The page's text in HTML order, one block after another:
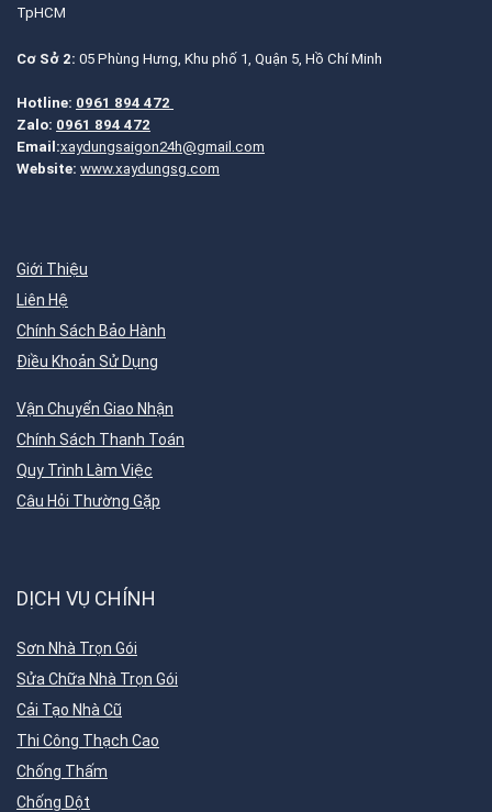
TpHCM
Cơ Sở 2: 05 Phùng Hưng, Khu phố 1, Quận 5, Hồ Chí Minh
Hotline: 0961 894 472
Zalo: 0961 894 472
Email:xaydungsaigon24h@gmail.com
Website: www.xaydungsg.com
Giới Thiệu
Liên Hệ
Chính Sách Bảo Hành
Điều Khoản Sử Dụng
Vận Chuyển Giao Nhận
Chính Sách Thanh Toán
Quy Trình Làm Việc
Câu Hỏi Thường Gặp
DỊCH VỤ CHÍNH
Sơn Nhà Trọn Gói
Sửa Chữa Nhà Trọn Gói
Cải Tạo Nhà Cũ
Thi Công Thạch Cao
Chống Thấm
Chống Dột